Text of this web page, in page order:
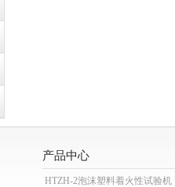
产品中心
HTZH-2泡沫塑料着火性试验机